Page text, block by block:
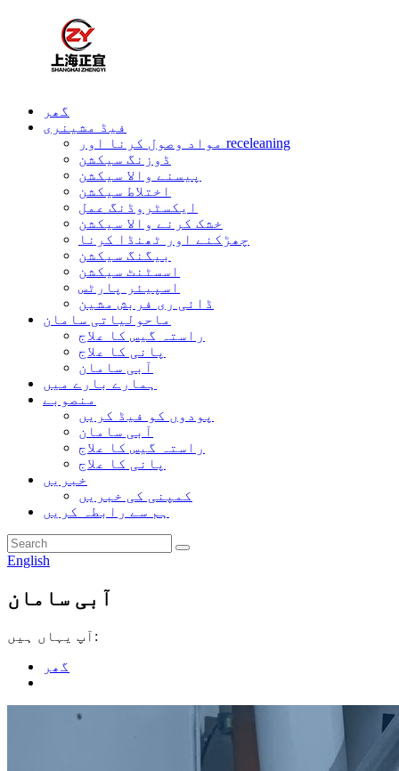
گھر
فیڈ مشینری
مواد وصول کرنا اور receleaning
ڈوزنگ سیکشن
پیسنے والا سیکشن
اختلاط سیکشن
ایکسٹروڈنگ عمل
خشک کرنے والا سیکشن
چھڑکنے اور ٹھنڈا کرنا
بیگنگ سیکشن
اسسٹنٹ سیکشن
اسپیئر پارٹس
ڈائی ری فربش مشین
ماحولیاتی سامان
راستہ گیس کا علاج
پانی کا علاج
آبی سامان
ہمارے بارے میں
منصوبے
پودوں کو فیڈ کریں
آبی سامان
راستہ گیس کا علاج
پانی کا علاج
خبریں
کمپنی کی خبریں
ہم سے رابطہ کریں
English
آبی سامان
آپ یہاں ہیں:
گھر